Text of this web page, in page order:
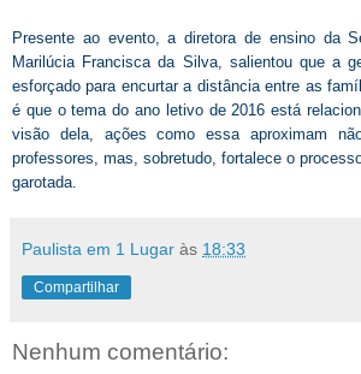
Presente ao evento, a diretora de ensino da
Marilúcia Francisca da Silva, salientou que a
esforçado para encurtar a distância entre as
é que o tema do ano letivo de 2016 está
visão dela, ações como essa aproximam
professores, mas, sobretudo, fortalece o
garotada.
Paulista em 1 Lugar às 18:33
Compartilhar
Nenhum comentário: